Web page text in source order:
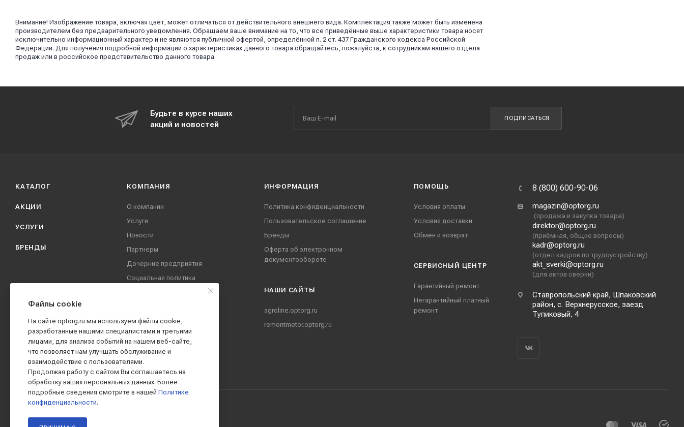
Внимание! Изображение товара, включая цвет, может отличаться от действительного внешнего вида. Комплектация также может быть изменена
производителем без предварительного уведомления. Обращаем ваше внимание на то, что все приведённые выше характеристики товара носят
исключительно информационный характер и не являются публичной офертой, определённой п. 2 ст. 437 Гражданского кодекса Российской
Федерации. Для получения подробной информации о характеристиках данного товара обращайтесь, пожалуйста, к сотрудникам нашего отдела
продаж или в российское представительство данного товара.
Будьте в курсе наших
акций и новостей
ПОДПИСАТЬСЯ
КАТАЛОГ
АКЦИИ
УСЛУГИ
БРЕНДЫ
КОМПАНИЯ
О компании
Услуги
Новости
Партнеры
Дочерние предприятия
Социальная политика
Вакансии
Реквизиты
Контакты
ИНФОРМАЦИЯ
Политика конфиденциальности
Пользовательское соглашение
Бренды
Оферта об электронном
документообороте
НАШИ CАЙТЫ
agroline.optorg.ru
remontmotor.optorg.ru
ПОМОЩЬ
Условия оплаты
Условия доставки
Обмен и возврат
СЕРВИСНЫЙ ЦЕНТР
Гарантийный ремонт
Негарантийный платный
ремонт
8 (800) 600-90-06
magazin@optorg.ru
(продажа и закупка товара)
direktor@optorg.ru
(приёмная, общие вопросы)
kadr@optorg.ru
(отдел кадров по трудоустройству)
akt_sverki@optorg.ru
(для актов сверки)
Ставропольский край, Шпаковский
район, с. Верхнерусское, заезд
Тупиковый, 4
Файлы cookie
На сайте optorg.ru мы используем файлы cookie,
разработанные нашими специалистами и третьими
лицами, для анализа событий на нашем веб-сайте,
что позволяет нам улучшать обслуживание и
взаимодействие с пользователями.
Продолжая работу с сайтом Вы соглашаетесь на
обработку ваших персональных данных. Более
подробные сведения смотрите в нашей Политике
конфиденциальности.